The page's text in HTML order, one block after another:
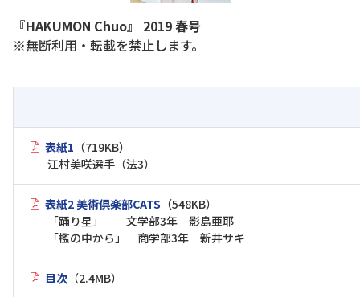
『HAKUMON Chuo』 2019 春号
※無断利用・転載を禁止します。
表紙1 （719KB）
江村美咲選手（法3）
表紙2 美術倶楽部CATS （548KB）
「踊り星」 文学部3年 影島亜耶
「檻の中から」 商学部3年 新井サキ
目次 （2.4MB）